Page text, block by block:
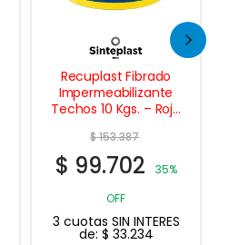
Recuplast Fibrado
Impermeabilizante
Techos 10 Kgs. – Rojo
$153.387
$ 99.702
35%
OFF
3 cuotas SIN INTERES
de: $ 33.234